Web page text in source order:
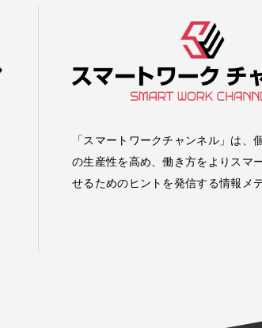
「スマートワークチャンネル」は、
の生産性を高め、働き方をよりスマ
せるためのヒントを発信する情報メ